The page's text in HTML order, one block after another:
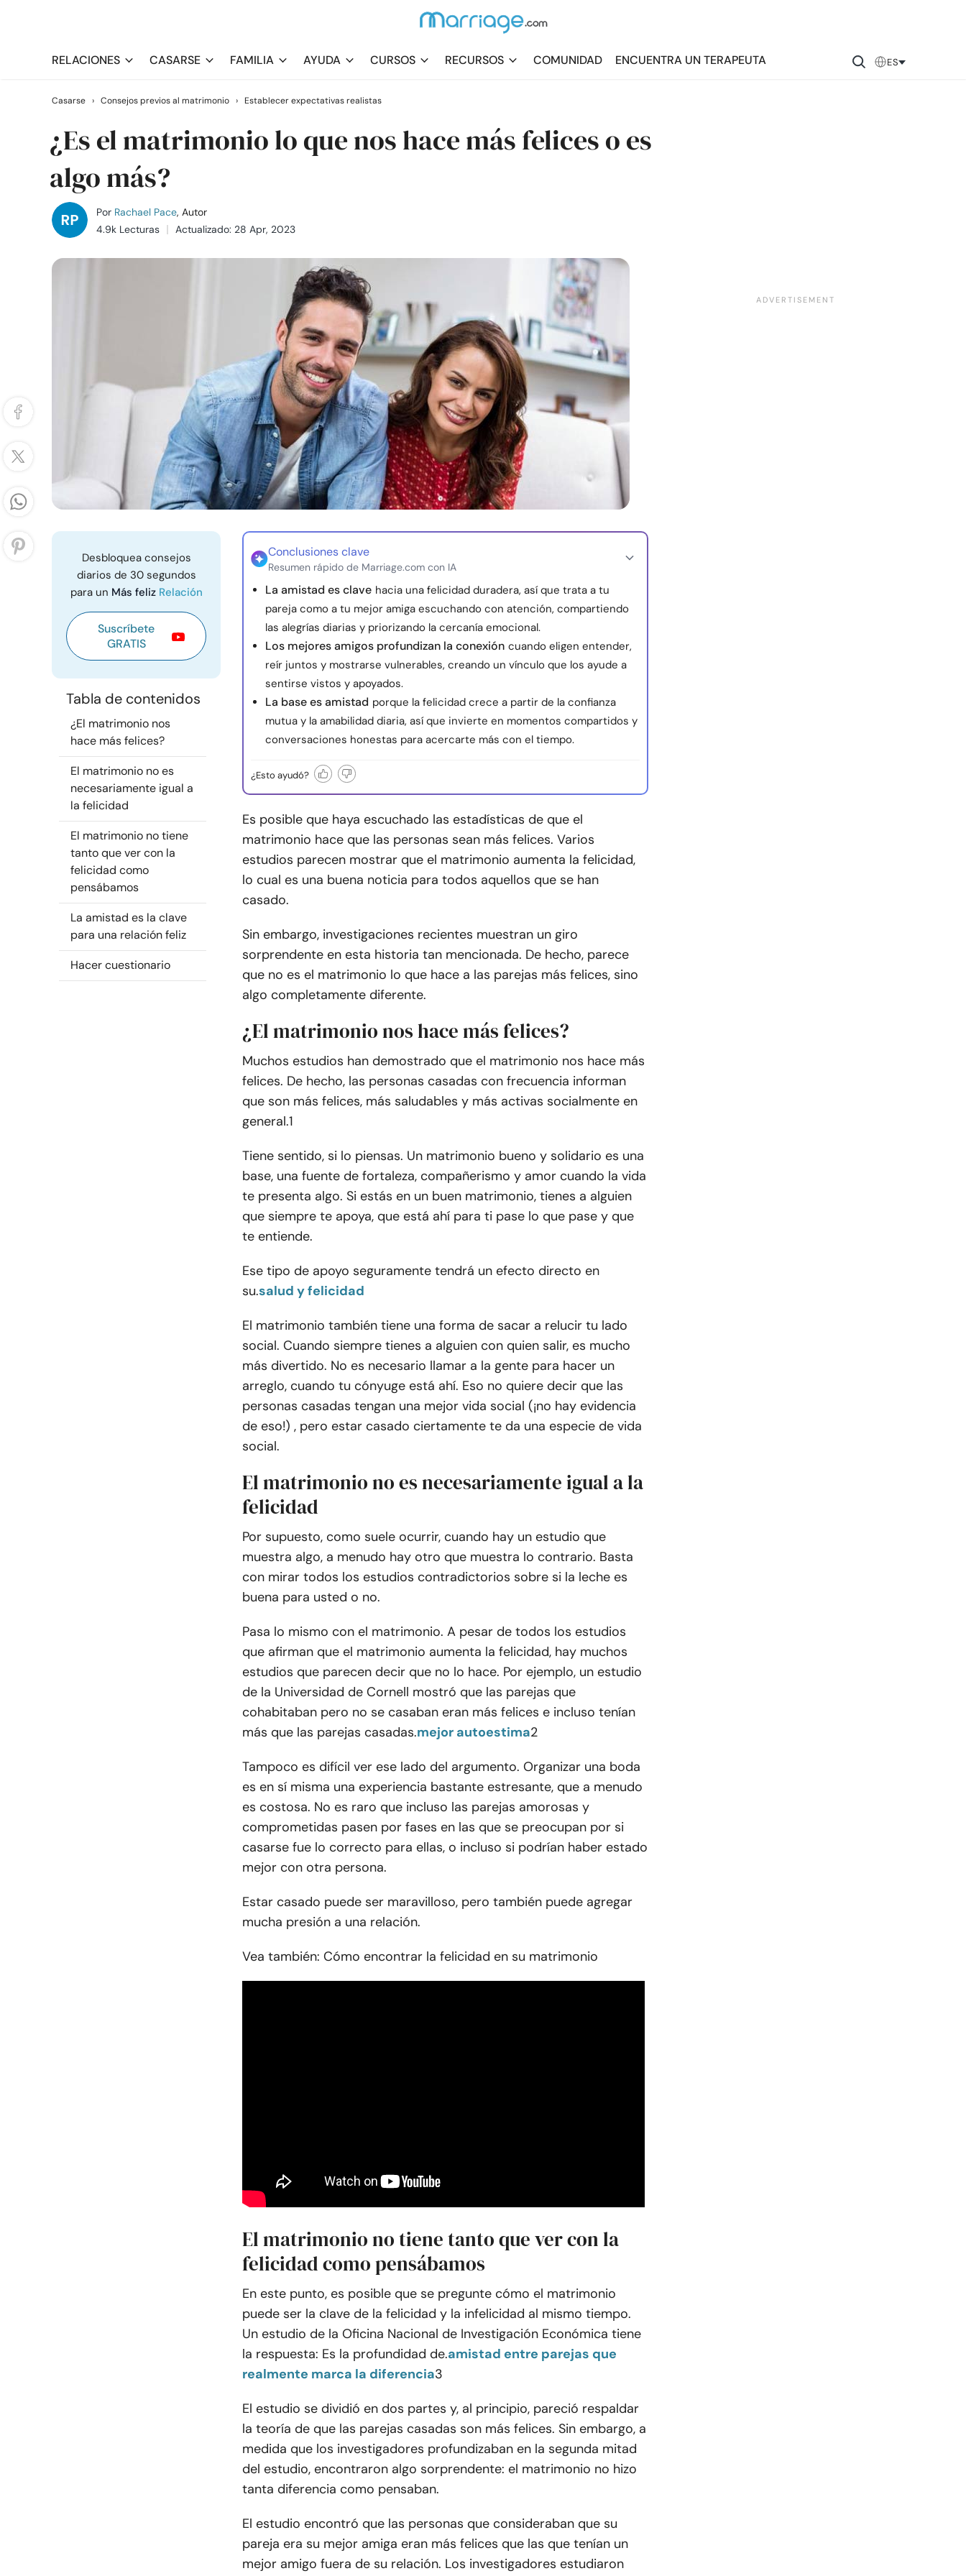
RELACIONES CASARSE FAMILIA AYUDA CURSOS RECURSOS COMUNIDAD ENCUENTRA UN TERAPEUTA ES
Casarse › Consejos previos al matrimonio › Establecer expectativas realistas
¿Es el matrimonio lo que nos hace más felices o es
algo más?
Por Rachael Pace, Autor
4.9k Lecturas
Actualizado: 28 Apr, 2023
Desbloquea consejos
diarios de 30 segundos
para un Más feliz Relación
Suscríbete
GRATIS
Tabla de contenidos
¿El matrimonio nos
hace más felices?
El matrimonio no es
necesariamente igual a
la felicidad
El matrimonio no tiene
tanto que ver con la
felicidad como
pensábamos
La amistad es la clave
para una relación feliz
Hacer cuestionario
Conclusiones clave
Resumen rápido de Marriage.com con IA
La amistad es clave hacia una felicidad duradera, así que trata a tu
pareja como a tu mejor amiga escuchando con atención, compartiendo
las alegrías diarias y priorizando la cercanía emocional.
Los mejores amigos profundizan la conexión cuando eligen entender,
reír juntos y mostrarse vulnerables, creando un vínculo que los ayude a
sentirse vistos y apoyados.
La base es amistad porque la felicidad crece a partir de la confianza
mutua y la amabilidad diaria, así que invierte en momentos compartidos y
conversaciones honestas para acercarte más con el tiempo.
¿Esto ayudó?
Es posible que haya escuchado las estadísticas de que el
matrimonio hace que las personas sean más felices. Varios
estudios parecen mostrar que el matrimonio aumenta la felicidad,
lo cual es una buena noticia para todos aquellos que se han
casado.
Sin embargo, investigaciones recientes muestran un giro
sorprendente en esta historia tan mencionada. De hecho, parece
que no es el matrimonio lo que hace a las parejas más felices, sino
algo completamente diferente.
¿El matrimonio nos hace más felices?
Muchos estudios han demostrado que el matrimonio nos hace más
felices. De hecho, las personas casadas con frecuencia informan
que son más felices, más saludables y más activas socialmente en
general.1
Tiene sentido, si lo piensas. Un matrimonio bueno y solidario es una
base, una fuente de fortaleza, compañerismo y amor cuando la vida
te presenta algo. Si estás en un buen matrimonio, tienes a alguien
que siempre te apoya, que está ahí para ti pase lo que pase y que
te entiende.
Ese tipo de apoyo seguramente tendrá un efecto directo en
su.salud y felicidad
El matrimonio también tiene una forma de sacar a relucir tu lado
social. Cuando siempre tienes a alguien con quien salir, es mucho
más divertido. No es necesario llamar a la gente para hacer un
arreglo, cuando tu cónyuge está ahí. Eso no quiere decir que las
personas casadas tengan una mejor vida social (¡no hay evidencia
de eso!) , pero estar casado ciertamente te da una especie de vida
social.
El matrimonio no es necesariamente igual a la
felicidad
Por supuesto, como suele ocurrir, cuando hay un estudio que
muestra algo, a menudo hay otro que muestra lo contrario. Basta
con mirar todos los estudios contradictorios sobre si la leche es
buena para usted o no.
Pasa lo mismo con el matrimonio. A pesar de todos los estudios
que afirman que el matrimonio aumenta la felicidad, hay muchos
estudios que parecen decir que no lo hace. Por ejemplo, un estudio
de la Universidad de Cornell mostró que las parejas que
cohabitaban pero no se casaban eran más felices e incluso tenían
más que las parejas casadas.mejor autoestima2
Tampoco es difícil ver ese lado del argumento. Organizar una boda
es en sí misma una experiencia bastante estresante, que a menudo
es costosa. No es raro que incluso las parejas amorosas y
comprometidas pasen por fases en las que se preocupan por si
casarse fue lo correcto para ellas, o incluso si podrían haber estado
mejor con otra persona.
Estar casado puede ser maravilloso, pero también puede agregar
mucha presión a una relación.
Vea también: Cómo encontrar la felicidad en su matrimonio
El matrimonio no tiene tanto que ver con la
felicidad como pensábamos
En este punto, es posible que se pregunte cómo el matrimonio
puede ser la clave de la felicidad y la infelicidad al mismo tiempo.
Un estudio de la Oficina Nacional de Investigación Económica tiene
la respuesta: Es la profundidad de.amistad entre parejas que
realmente marca la diferencia3
El estudio se dividió en dos partes y, al principio, pareció respaldar
la teoría de que las parejas casadas son más felices. Sin embargo, a
medida que los investigadores profundizaban en la segunda mitad
del estudio, encontraron algo sorprendente: el matrimonio no hizo
tanta diferencia como pensaban.
El estudio encontró que las personas que consideraban que su
pareja era su mejor amiga eran más felices que las que tenían un
mejor amigo fuera de su relación. Los investigadores estudiaron